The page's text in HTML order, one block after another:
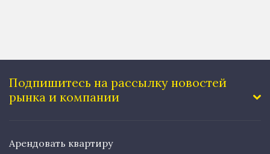
Подпишитесь на рассылку новостей
рынка и компании
Арендовать квартиру